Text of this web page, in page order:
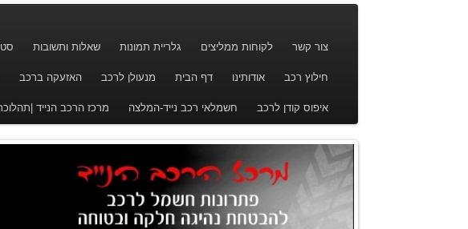
צור קשר לקוחות ממליצים גלריית תמונות שאלות ותשובות
חילוץ רכב אודותינו דף הבית מנעולן לרכב האזעקה ברכב
איפוס קודן לרכב חשמלאי רכב נייד-המלצה מרכז הרכב הנייד